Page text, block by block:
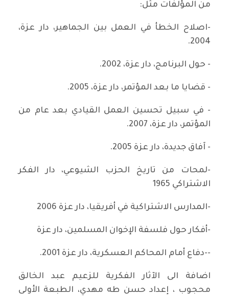
من المؤلفات مثل:
-اصلاح الخطأ في العمل بين الجماهير، دار عزة،
2004.
- حول البرنامج، دار عزة، 2002.
- قضايا ما بعد المؤتمر، دار عزة، 2005.
- في سبيل تحسين العمل القيادي بعد عام من
المؤتمر، دار عزة، 2007.
- آفاق جديدة، دار عزة 2005.
-لمحات من تاريخ الحزب الشيوعي، دار الفكر
الاشتراكي 1965
-المدارس الاشتراكية في أفريقيا، دار عزة 2006
-أفكار حول فلسفة الإخوان المسلمين، دار عزة
--دفاع أمام المحاكم العسكرية، دار عزة 2001.
اضافة الى الآثار الفكرية للزعيم عبد الخالق
محجوب ، إعداد حسن طه مهدي، الطبعة الأولى